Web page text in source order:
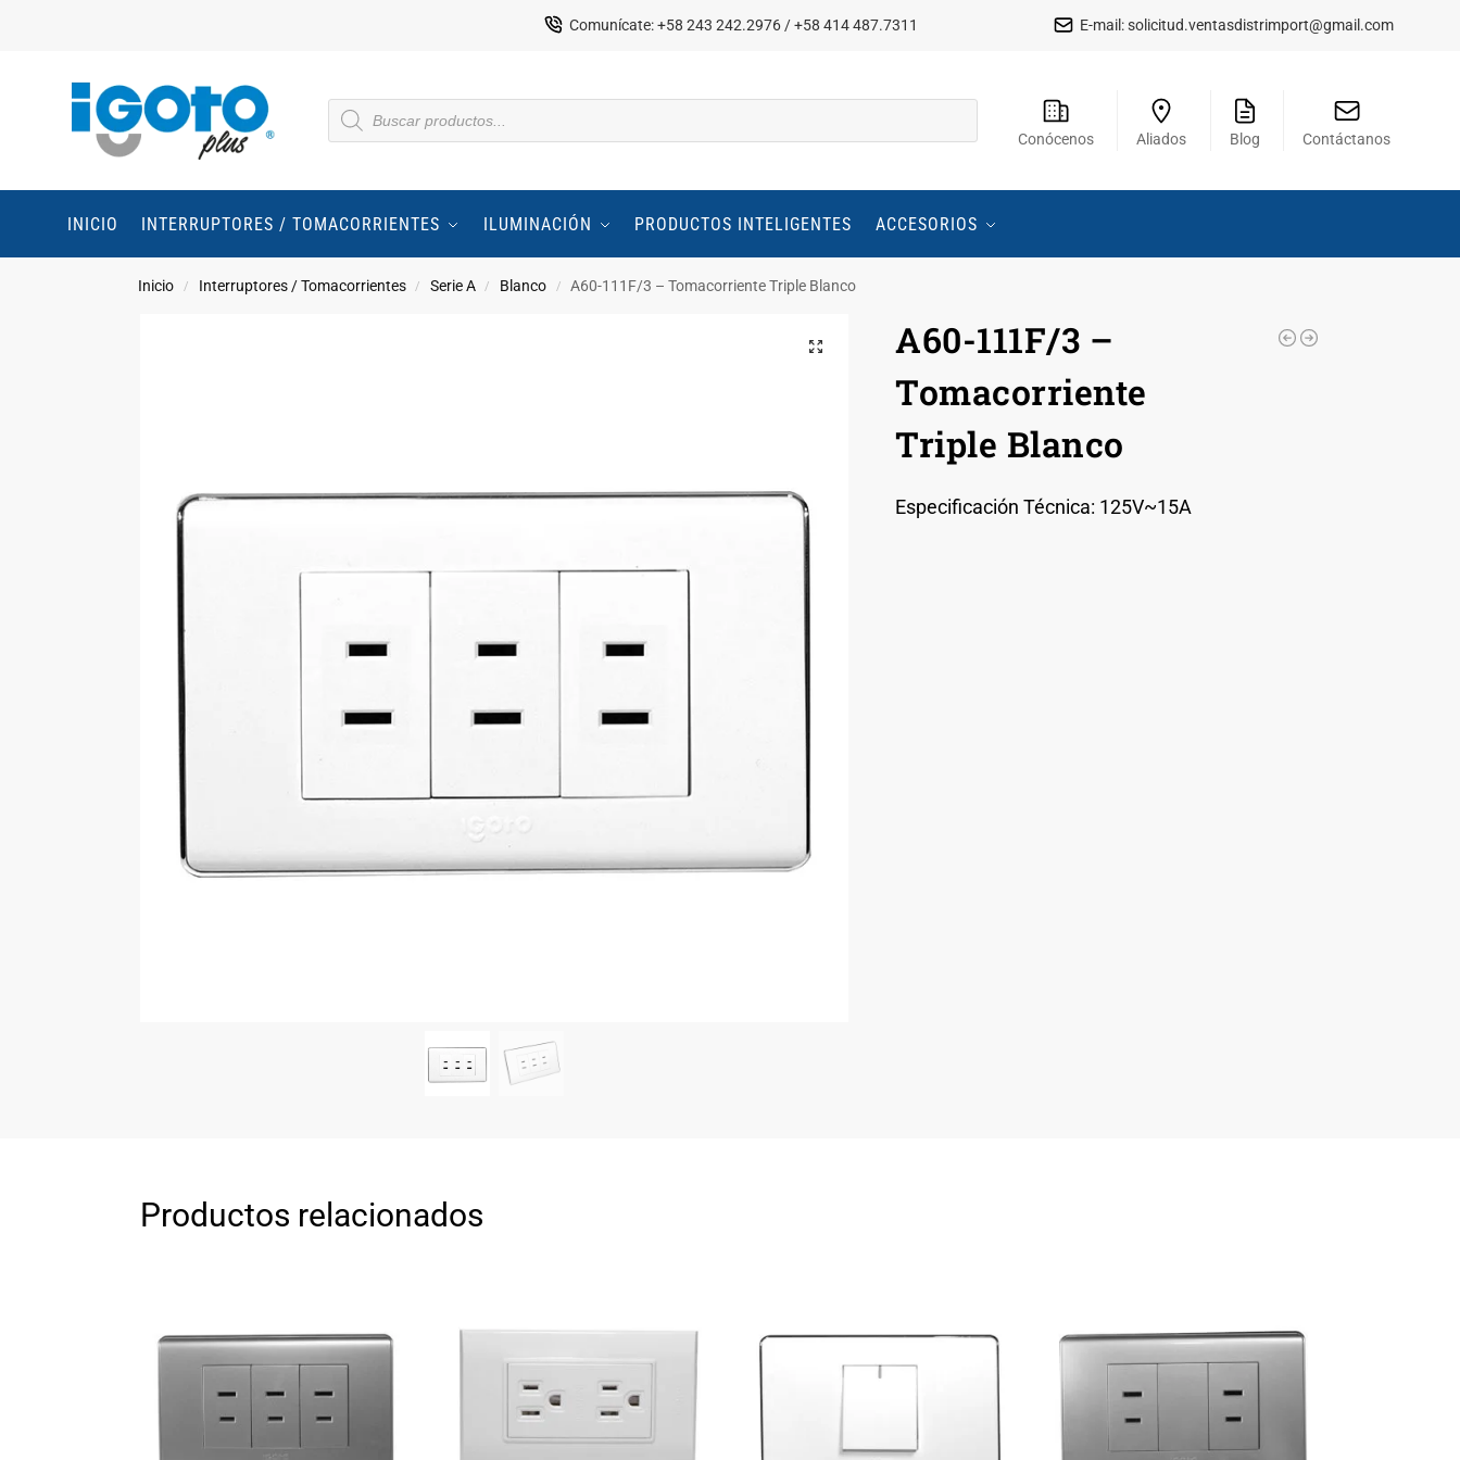
Comunícate: +58 243 242.2976 / +58 414 487.7311 E-mail:solicitud.ventasdistrimport@gmail.com
Conócenos Aliados Blog Contáctanos
INICIO INTERRUPTORES / TOMACORRIENTES ILUMINACIÓN PRODUCTOS INTELIGENTES ACCESORIOS
Inicio / Interruptores / Tomacorrientes / Serie A / Blanco / A60-111F/3 – Tomacorriente Triple Blanco
A60-111F/3 –
Tomacorriente
Triple Blanco
Especificación Técnica: 125V~15A
Productos relacionados